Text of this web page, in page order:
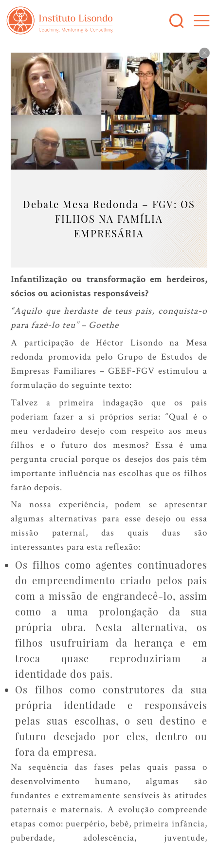
Debate Mesa Redonda – FGV: OS
FILHOS NA FAMÍLIA
EMPRESÁRIA
Infantilização ou transformação em herdeiros,
sócios ou acionistas responsáveis?
“Aquilo que herdaste de teus pais, conquista-o
para fazê-lo teu” – Goethe
A participação de Héctor Lisondo na Mesa
redonda promovida pelo Grupo de Estudos de
Empresas Familiares – GEEF-FGV estimulou a
formulação do seguinte texto:
Talvez a primeira indagação que os pais
poderiam fazer a si próprios seria: “Qual é o
meu verdadeiro desejo com respeito aos meus
filhos e o futuro dos mesmos? Essa é uma
pergunta crucial porque os desejos dos pais têm
importante influência nas escolhas que os filhos
farão depois.
Na nossa experiência, podem se apresentar
algumas alternativas para esse desejo ou essa
missão paternal, das quais duas são
interessantes para esta reflexão:
Os filhos como agentes continuadores
do empreendimento criado pelos pais
com a missão de engrandecê-lo, assim
como a uma prolongação da sua
própria obra. Nesta alternativa, os
filhos usufruiriam da herança e em
troca quase reproduziriam a
identidade dos pais.
Os filhos como construtores da sua
própria identidade e responsáveis
pelas suas escolhas, o seu destino e
futuro desejado por eles, dentro ou
fora da empresa.
Na sequência das fases pelas quais passa o
desenvolvimento humano, algumas são
fundantes e extremamente sensíveis às atitudes
paternais e maternais. A evolução compreende
etapas como: puerpério, bebê, primeira infância,
puberdade, adolescência, juventude,